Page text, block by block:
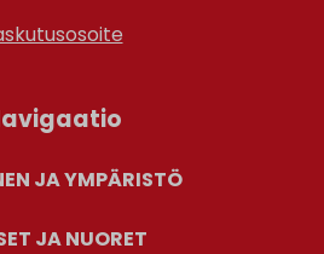
JA YMPÄRISTÖ
JA NUORET